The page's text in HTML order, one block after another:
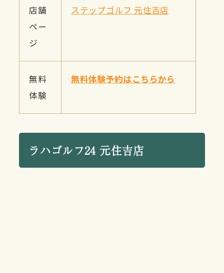
店舗
ペー
ジ
ステップゴルフ 元住吉店
無料
体験
無料体験予約はこちらから
ラハゴルフ24 元住吉店